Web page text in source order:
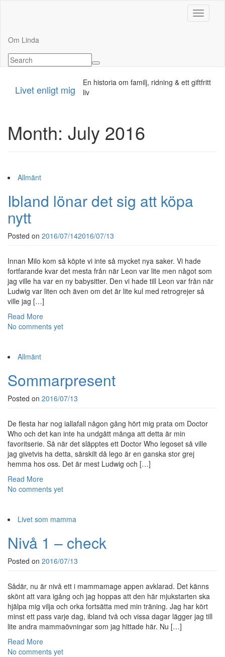
Toggle
Om Linda
Livet enligt mig
En historia om familj, ridning & ett giftfritt
liv
Month: July 2016
Allmänt
Ibland lönar det sig att köpa
nytt
Posted on 2016/07/142016/07/13
Innan Milo kom så köpte vi inte så mycket nya saker. Vi hade
fortfarande kvar det mesta från när Leon var lite men något som
jag ville ha var en ny babysitter. Den vi hade till Leon var från när
Ludwig var liten och även om det är lite kul med retrogrejer så
ville jag […]
Read More
No comments yet
Allmänt
Sommarpresent
Posted on 2016/07/13
De flesta har nog iallafall någon gång hört mig prata om Doctor
Who och det kan inte ha undgått många att detta är min
favoritserie. Så när det släpptes ett Doctor Who legoset så ville
jag givetvis ha detta, särskilt då lego är en ganska stor grej
hemma hos oss. Det är mest Ludwig och […]
Read More
No comments yet
Livet som mamma
Nivå 1 – check
Posted on 2016/07/13
Sådär, nu är nivå ett i mammamage appen avklarad. Det känns
skönt att vara igång och jag hoppas att den här mjukstarten ska
hjälpa mig vilja och orka fortsätta med min träning. Jag har kört
minst ett pass varje dag, ibland två och vissa dagar lägger jag till
lite andra mammaövningar som jag hittade här. Nu […]
Read More
No comments yet